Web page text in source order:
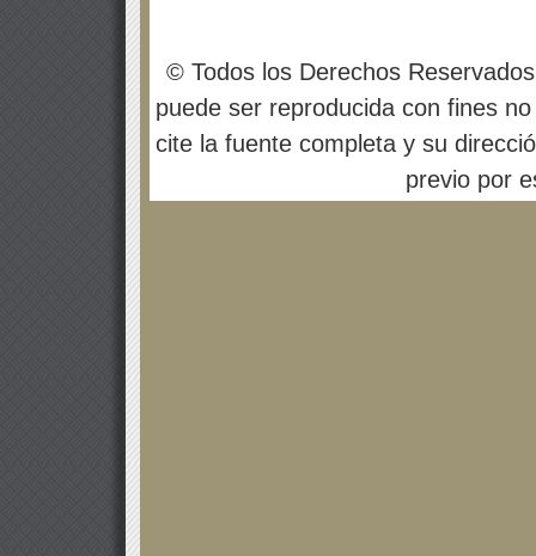
© Todos los Derechos
puede ser reproducida con fines
cite la fuente completa y su
previo por